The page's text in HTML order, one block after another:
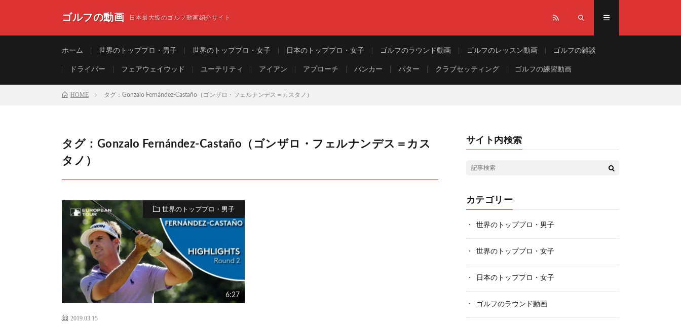
ゴルフの動画 日本最大級のゴルフ動画紹介サイト
ホーム 世界のトッププロ・男子 世界のトッププロ・女子 日本のトッププロ・女子 ゴルフのラウンド動画 ゴルフのレッスン動画 ゴルフの雑談
ドライバー フェアウェイウッド ユーテリティ アイアン アプローチ バンカー パター クラブセッティング ゴルフの練習動画
HOME タグ：Gonzalo Fernández-Castaño（ゴンザロ・フェルナンデス＝カスタノ）
タグ：Gonzalo Fernández-Castaño（ゴンザロ・フェルナンデス＝カス
タノ）
世界のトッププロ・男子
6:27
2019.03.15
サイト内検索
カテゴリー
世界のトッププロ・男子
世界のトッププロ・女子
日本のトッププロ・女子
ゴルフのラウンド動画